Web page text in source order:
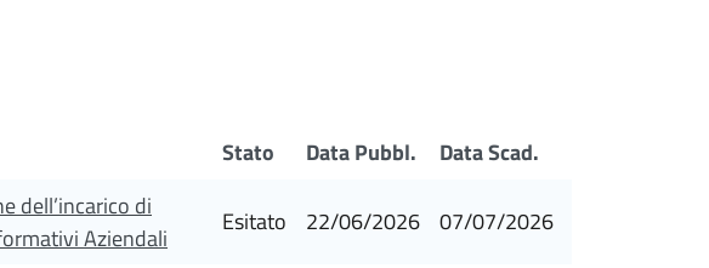
Stato Data Pubbl.
Data Scad.
dell’incarico di
Aziendali
Esitato 22/06/2026 07/07/2026